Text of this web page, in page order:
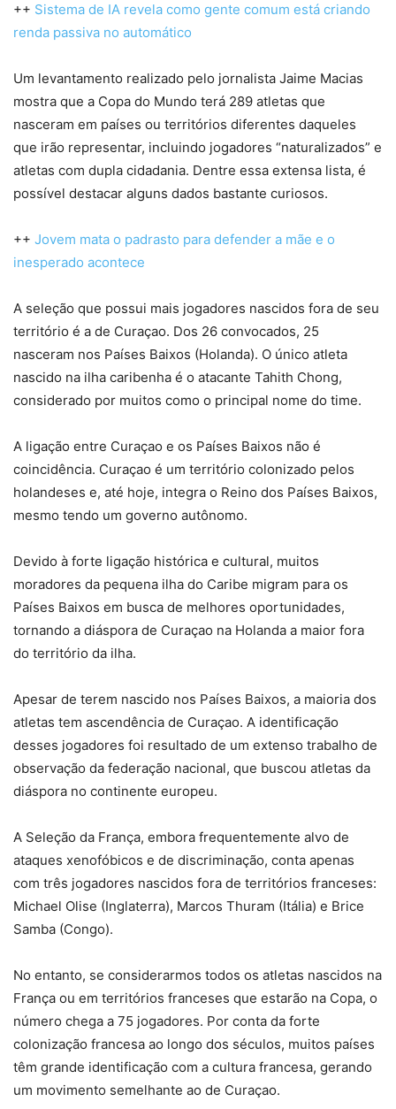
++ Sistema de IA revela como gente comum está criando
renda passiva no automático
Um levantamento realizado pelo jornalista Jaime Macias
mostra que a Copa do Mundo terá 289 atletas que
nasceram em países ou territórios diferentes daqueles
que irão representar, incluindo jogadores “naturalizados” e
atletas com dupla cidadania. Dentre essa extensa lista, é
possível destacar alguns dados bastante curiosos.
++ Jovem mata o padrasto para defender a mãe e o
inesperado acontece
A seleção que possui mais jogadores nascidos fora de seu
território é a de Curaçao. Dos 26 convocados, 25
nasceram nos Países Baixos (Holanda). O único atleta
nascido na ilha caribenha é o atacante Tahith Chong,
considerado por muitos como o principal nome do time.
A ligação entre Curaçao e os Países Baixos não é
coincidência. Curaçao é um território colonizado pelos
holandeses e, até hoje, integra o Reino dos Países Baixos,
mesmo tendo um governo autônomo.
Devido à forte ligação histórica e cultural, muitos
moradores da pequena ilha do Caribe migram para os
Países Baixos em busca de melhores oportunidades,
tornando a diáspora de Curaçao na Holanda a maior fora
do território da ilha.
Apesar de terem nascido nos Países Baixos, a maioria dos
atletas tem ascendência de Curaçao. A identificação
desses jogadores foi resultado de um extenso trabalho de
observação da federação nacional, que buscou atletas da
diáspora no continente europeu.
A Seleção da França, embora frequentemente alvo de
ataques xenofóbicos e de discriminação, conta apenas
com três jogadores nascidos fora de territórios franceses:
Michael Olise (Inglaterra), Marcos Thuram (Itália) e Brice
Samba (Congo).
No entanto, se considerarmos todos os atletas nascidos na
França ou em territórios franceses que estarão na Copa, o
número chega a 75 jogadores. Por conta da forte
colonização francesa ao longo dos séculos, muitos países
têm grande identificação com a cultura francesa, gerando
um movimento semelhante ao de Curaçao.